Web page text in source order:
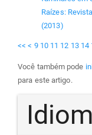
Raízes:
(2013)
<< < 9 10 11 12 13 14
Você também pode
para este artigo.